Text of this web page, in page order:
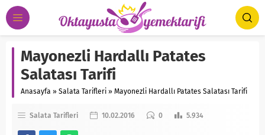
Mayonezli Hardallı Patates
Salatası Tarifi
Anasayfa » Salata Tarifleri » Mayonezli Hardallı Patates Salatası Tarifi
Salata Tarifleri 10.02.2016 0 5.934